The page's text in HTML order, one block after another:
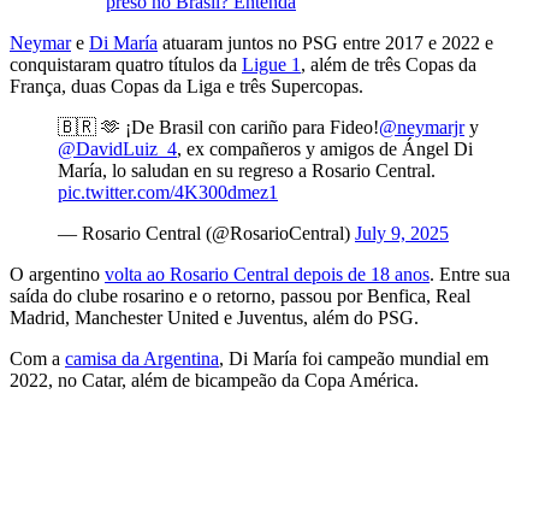
Neymare Di María atuaram juntos no PSG entre 2017 e 2022 e
conquistaram quatro títulos da Ligue 1 , além de três Copas da
França, duas Copas da Liga e três Supercopas.
🇧🇷 🫶 ¡De Brasil con cariño para Fideo!@neymarjry
@DavidLuiz_4, ex compañeros y amigos de Ángel Di
María, lo saludan en su regreso a Rosario Central.
pic.twitter.com/4K300dmez1
— Rosario Central (@RosarioCentral) July 9, 2025
O argentino volta ao Rosario Central depois de 18 anos. Entre sua
saída do clube rosarino e o retorno, passou por Benfica, Real
Madrid, Manchester United e Juventus, além do PSG.
Com a camisa da Argentina, Di María foi campeão mundial em
2022, no Catar, além de bicampeão da Copa América.